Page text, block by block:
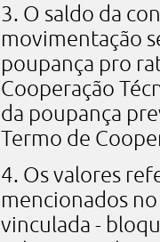
3. O saldo da
movimentação
poupança pro
Cooperação
da poupança
Termo de
4. Os valores
mencionados
vinculada -